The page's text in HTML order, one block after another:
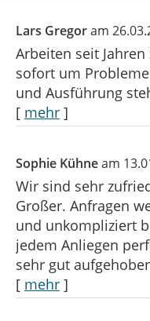
Lars Gregoram
Arbeiten seit
sofort um
und Ausführung
[ mehr ]
Sophie Kühneam
Wir sind sehr
Großer. Anfragen
und unkompliziert
jedem Anliegen
sehr gut
[ mehr ]